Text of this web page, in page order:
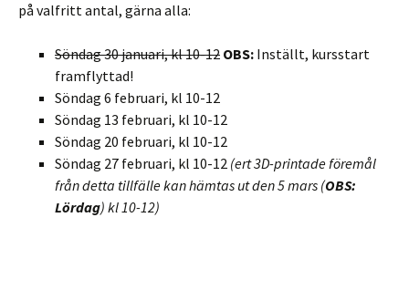
på valfritt antal, gärna alla:
Söndag 30 januari, kl 10-12 OBS: Inställt, kursstart
framflyttad!
Söndag 6 februari, kl 10-12
Söndag 13 februari, kl 10-12
Söndag 20 februari, kl 10-12
Söndag 27 februari, kl 10-12 (ert 3D-printade föremål
från detta tillfälle kan hämtas ut den 5 mars (OBS:
Lördag) kl 10-12)